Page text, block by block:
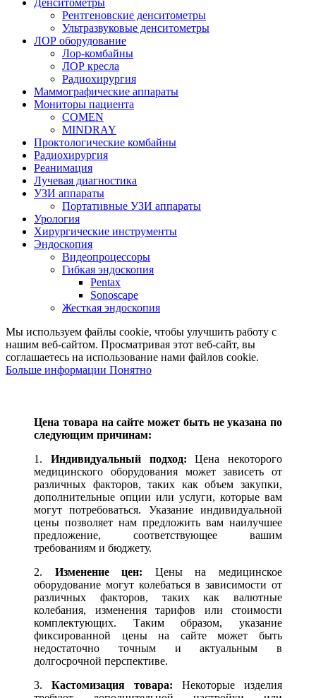
Рентгеновские денситометры
Ультразвуковые денситометры
ЛОР оборудование
Лор-комбайны
ЛОР кресла
Радиохирургия
Маммографические аппараты
Мониторы пациента
COMEN
MINDRAY
Проктологические комбайны
Радиохирургия
Реанимация
Лучевая диагностика
УЗИ аппараты
Портативные УЗИ аппараты
Урология
Хирургические инструменты
Эндоскопия
Видеопроцессоры
Гибкая эндоскопия
Pentax
Sonoscape
Жесткая эндоскопия
Мы используем файлы cookie, чтобы улучшить работу с
нашим веб-сайтом. Просматривая этот веб-сайт, вы
соглашаетесь на использование нами файлов cookie.
Больше информации Понятно
Цена товара на сайте может быть не указана по
следующим причинам:
1. Индивидуальный подход: Цена некоторого
медицинского оборудования может зависеть от
различных факторов, таких как объем закупки,
дополнительные опции или услуги, которые вам
могут потребоваться. Указание индивидуальной
цены позволяет нам предложить вам наилучшее
предложение, соответствующее вашим
требованиям и бюджету.
2. Изменение цен: Цены на медицинское
оборудование могут колебаться в зависимости от
различных факторов, таких как валютные
колебания, изменения тарифов или стоимости
комплектующих. Таким образом, указание
фиксированной цены на сайте может быть
недостаточно точным и актуальным в
долгосрочной перспективе.
3. Кастомизация товара: Некоторые изделия